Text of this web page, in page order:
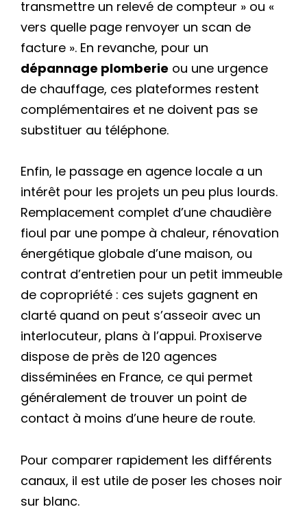
transmettre un relevé de compteur » ou «
vers quelle page renvoyer un scan de
facture ». En revanche, pour un
dépannage plomberie ou une urgence
de chauffage, ces plateformes restent
complémentaires et ne doivent pas se
substituer au téléphone.
Enfin, le passage en agence locale a un
intérêt pour les projets un peu plus lourds.
Remplacement complet d’une chaudière
fioul par une pompe à chaleur, rénovation
énergétique globale d’une maison, ou
contrat d’entretien pour un petit immeuble
de copropriété : ces sujets gagnent en
clarté quand on peut s’asseoir avec un
interlocuteur, plans à l’appui. Proxiserve
dispose de près de 120 agences
disséminées en France, ce qui permet
généralement de trouver un point de
contact à moins d’une heure de route.
Pour comparer rapidement les différents
canaux, il est utile de poser les choses noir
sur blanc.